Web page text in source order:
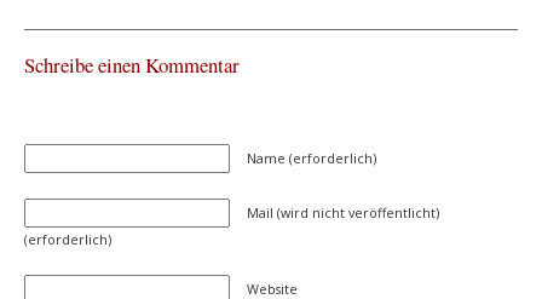
Schreibe einen Kommentar
Name (erforderlich)
Mail (wird nicht veröffentlicht)
(erforderlich)
Website